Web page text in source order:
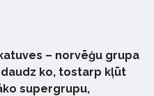
– norvēģu grupa
ko, tostarp kļūt
supergrupu,